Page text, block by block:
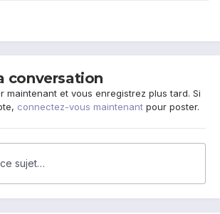
conversation
maintenant et vous enregistrez plus tard. Si
connectez-vous maintenant pour poster.
sujet…